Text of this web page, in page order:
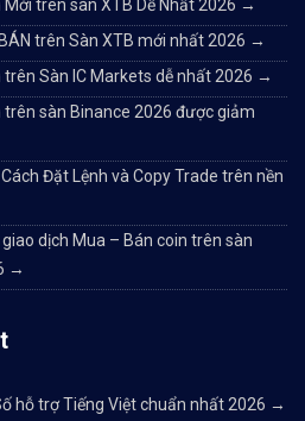
trên sàn XTB Dễ Nhất 2026 →
trên Sàn XTB mới nhất 2026 →
Sàn IC Markets dễ nhất 2026 →
trên sàn Binance 2026 được giảm
Đặt Lệnh và Copy Trade trên nền
dịch Mua – Bán coin trên sàn
→
hỗ trợ Tiếng Việt chuẩn nhất 2026 →